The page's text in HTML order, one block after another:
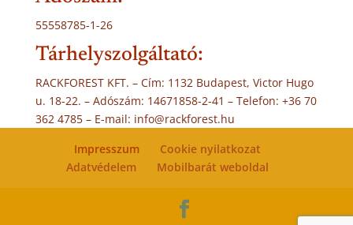
55558785-1-26
Tárhelyszolgáltató:
RACKFOREST KFT. – Cím: 1132 Budapest, Victor Hugo
u. 18-22. – Adószám: 14671858-2-41 – Telefon: +36 70
362 4785 – E-mail: info@rackforest.hu
Impresszum
Cookie nyilatkozat
Adatvédelem
Mobilbarát weboldal